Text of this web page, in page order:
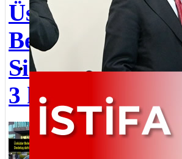
Üsküdar
Belediyesi
Sinem Dedetaş
3 kişi tutuklandı
Üsküdar